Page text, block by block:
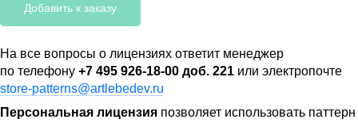
Добавить к заказу
На все вопросы о лицензиях ответит менеджер
по телефону +7 495 926-18-00 доб. 221 или электропочте
store-patterns@artlebedev.ru
Персональная лицензия позволяет использовать паттерн